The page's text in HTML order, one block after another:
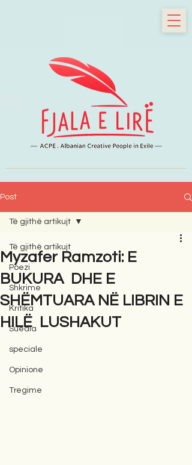
Post
Të gjithë artikujt
Poezi
Shkrime
Kritika
Suedia
speciale
Opinione
Tregime
Të gjithë artikujt
Myzafer Ramzoti: E
BUKURA DHE E
SHËMTUARA NË LIBRIN E
HILË LUSHAKUT